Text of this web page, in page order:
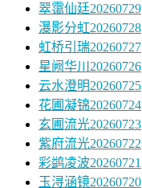
翠霭仙廷20260729
瀑影分虹20260728
虹桥引瑞20260727
星阙华川20260726
云水澄明20260725
花圃凝锦20260724
玄圃流光20260723
紫府流光20260722
彩鹢凌波20260721
玉浔涵镜20260720